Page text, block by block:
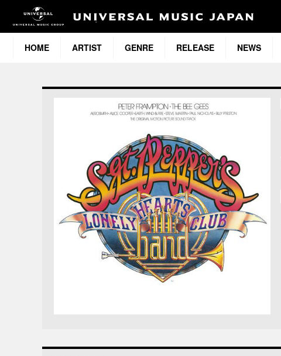
HOME ARTIST GENRE RELEASE NEWS